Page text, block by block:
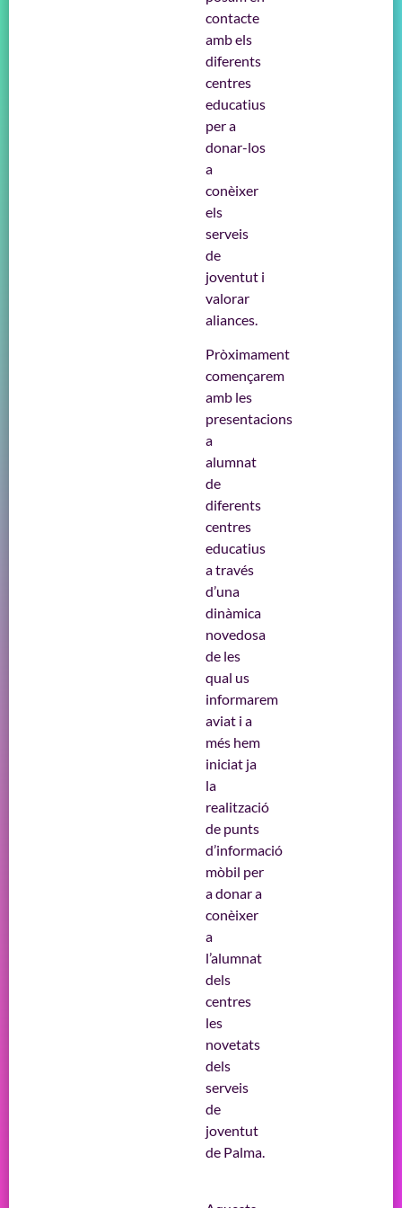
contacte
amb els
diferents
centres
educatius
per a
donar-los
a
conèixer
els
serveis
de
joventut i
valorar
aliances.
Pròximament
començarem
amb les
presentacions
a
alumnat
de
diferents
centres
educatius
a través
d’una
dinàmica
novedosa
de les
qual us
informarem
aviat i a
més hem
iniciat ja
la
realització
de punts
d’informació
mòbil per
a donar a
conèixer
a
l’alumnat
dels
centres
les
novetats
dels
serveis
de
joventut
de Palma.